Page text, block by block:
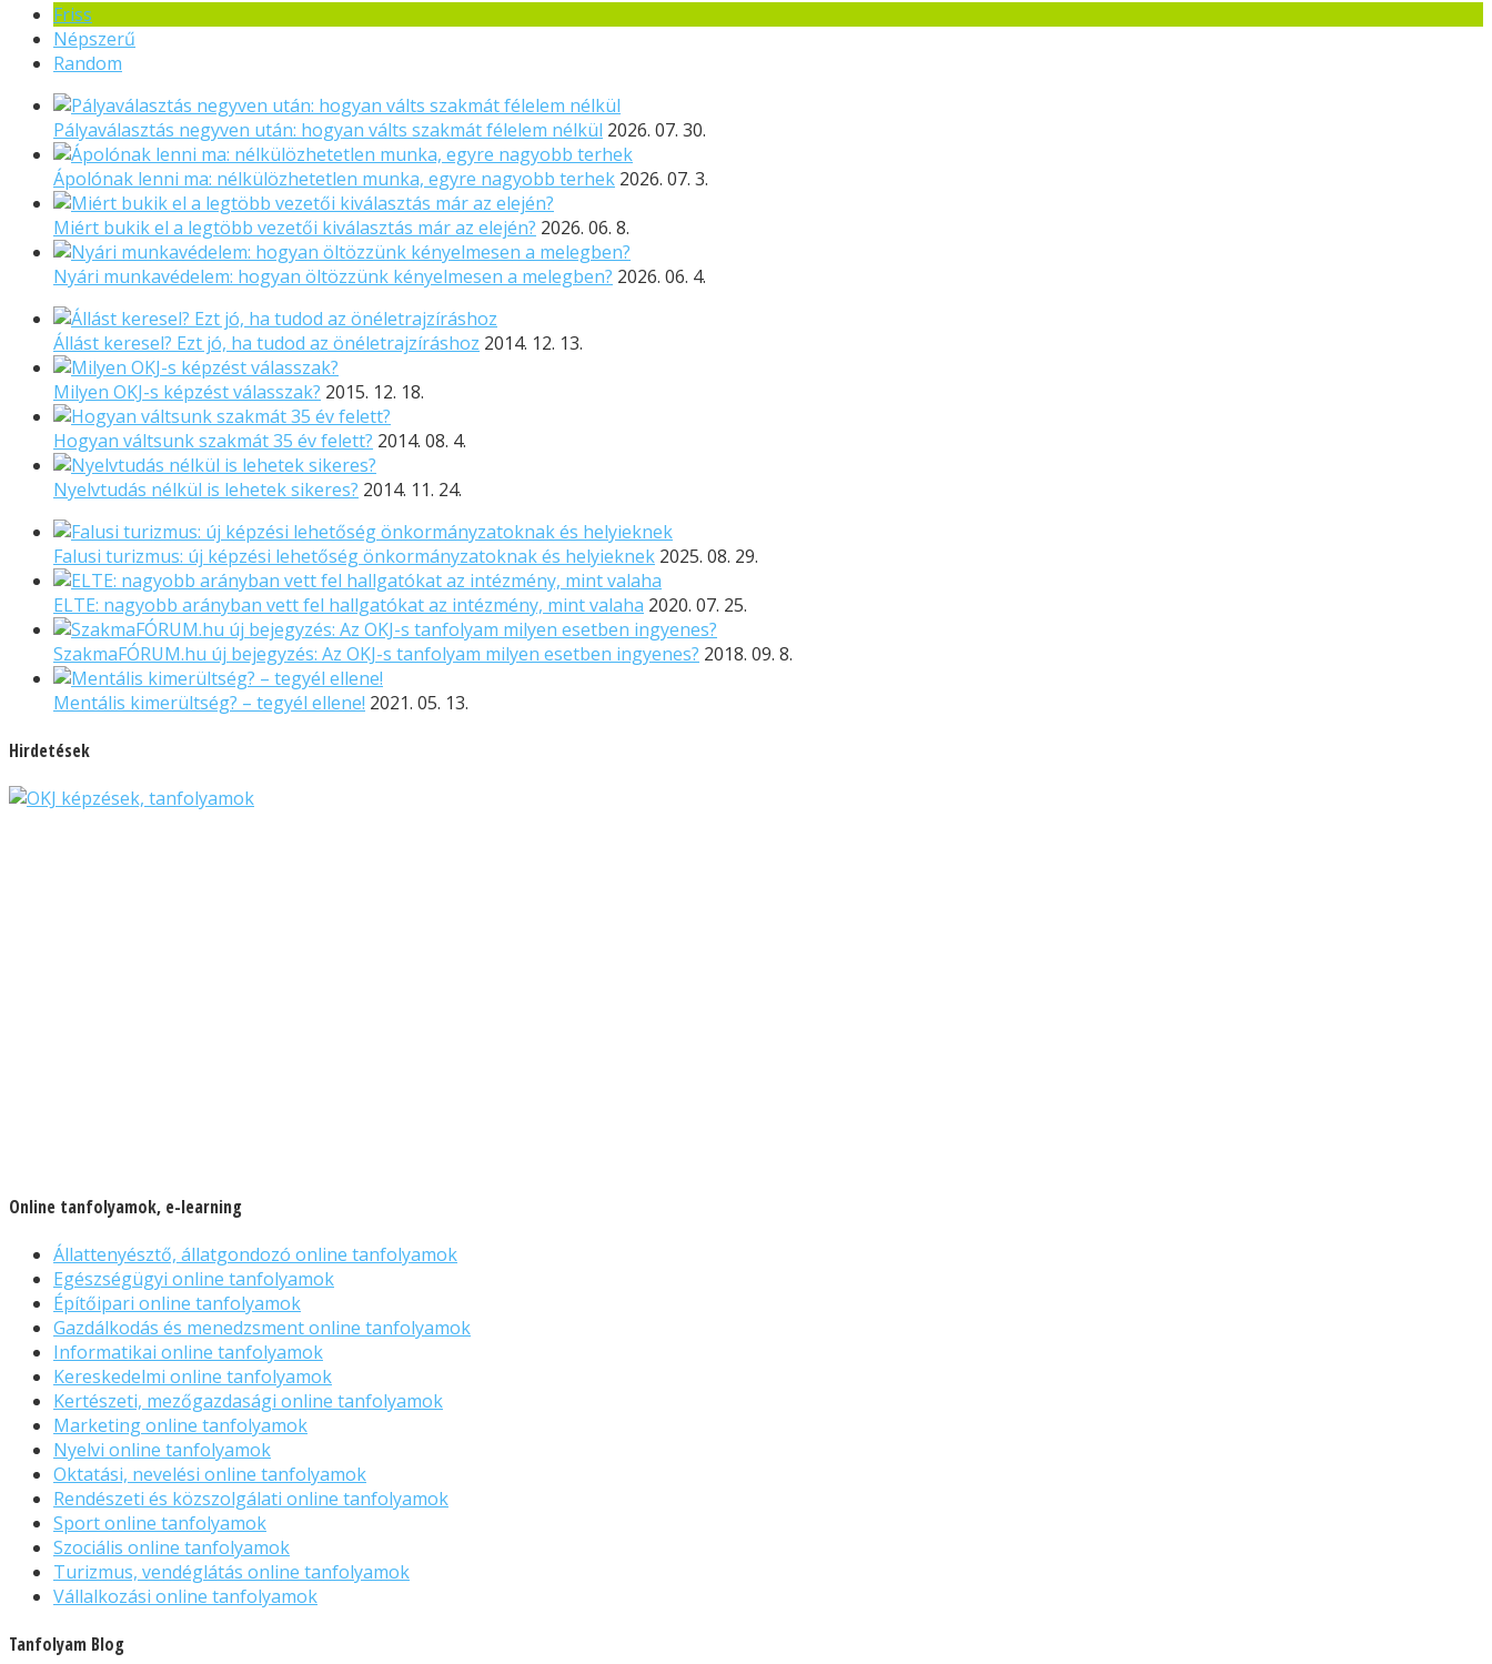
Friss
Népszerű
Random
Pályaválasztás negyven után: hogyan válts szakmát félelem nélkül 2026. 07. 30.
Ápolónak lenni ma: nélkülözhetetlen munka, egyre nagyobb terhek 2026. 07. 3.
Miért bukik el a legtöbb vezetői kiválasztás már az elején? 2026. 06. 8.
Nyári munkavédelem: hogyan öltözzünk kényelmesen a melegben? 2026. 06. 4.
Állást keresel? Ezt jó, ha tudod az önéletrajzíráshoz 2014. 12. 13.
Milyen OKJ-s képzést válasszak? 2015. 12. 18.
Hogyan váltsunk szakmát 35 év felett? 2014. 08. 4.
Nyelvtudás nélkül is lehetek sikeres? 2014. 11. 24.
Falusi turizmus: új képzési lehetőség önkormányzatoknak és helyieknek 2025. 08. 29.
ELTE: nagyobb arányban vett fel hallgatókat az intézmény, mint valaha 2020. 07. 25.
SzakmaFÓRUM.hu új bejegyzés: Az OKJ-s tanfolyam milyen esetben ingyenes? 2018. 09. 8.
Mentális kimerültség? – tegyél ellene! 2021. 05. 13.
Hirdetések
Online tanfolyamok, e-learning
Állattenyésztő, állatgondozó online tanfolyamok
Egészségügyi online tanfolyamok
Építőipari online tanfolyamok
Gazdálkodás és menedzsment online tanfolyamok
Informatikai online tanfolyamok
Kereskedelmi online tanfolyamok
Kertészeti, mezőgazdasági online tanfolyamok
Marketing online tanfolyamok
Nyelvi online tanfolyamok
Oktatási, nevelési online tanfolyamok
Rendészeti és közszolgálati online tanfolyamok
Sport online tanfolyamok
Szociális online tanfolyamok
Turizmus, vendéglátás online tanfolyamok
Vállalkozási online tanfolyamok
Tanfolyam Blog